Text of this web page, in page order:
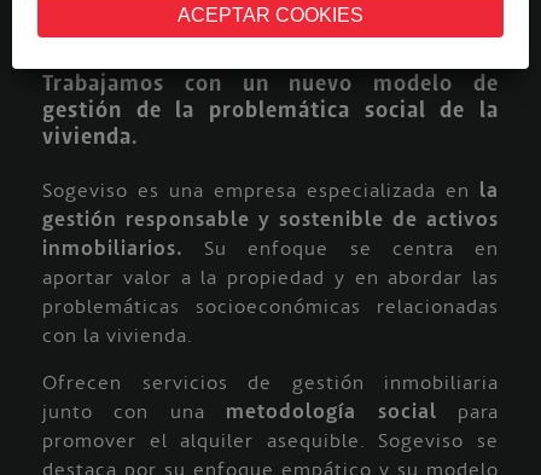
Trabajamos con un nuevo modelo de
gestión de la problemática social de la
vivienda.
Sogeviso es una empresa especializada en la
gestión responsable y sostenible de activos
inmobiliarios. Su enfoque se centra en
aportar valor a la propiedad y en abordar las
problemáticas socioeconómicas relacionadas
con la vivienda.
Ofrecen servicios de gestión inmobiliaria
junto con una metodología social para
promover el alquiler asequible. Sogeviso se
destaca por su enfoque empático y su modelo
ACEPTAR COOKIES